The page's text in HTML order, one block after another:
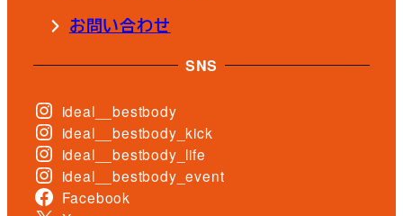
お問い合わせ
SNS
ideal__bestbody
ideal__bestbody_kick
ideal__bestbody_life
ideal__bestbody_event
Facebook